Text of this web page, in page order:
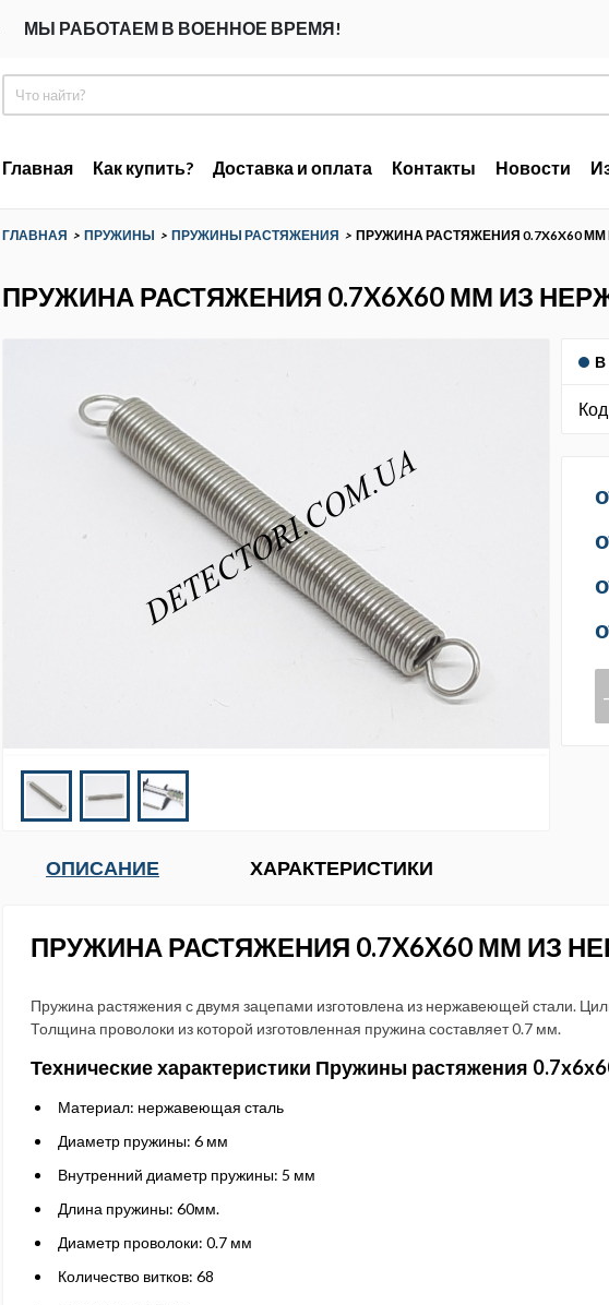
МЫ РАБОТАЕМ В ВОЕННОЕ ВРЕМЯ!
Главная Как купить? Доставка и оплата Контакты Новости
ГЛАВНАЯ > ПРУЖИНЫ > ПРУЖИНЫ РАСТЯЖЕНИЯ > ПРУЖИНА РАСТЯЖЕНИЯ 0.7X6X60
ПРУЖИНА РАСТЯЖЕНИЯ 0.7X6X60 ММ ИЗ
В
-
ОПИСАНИЕ ХАРАКТЕРИСТИКИ
ПРУЖИНА РАСТЯЖЕНИЯ 0.7X6X60 ММ ИЗ
Пружина растяжения с двумя зацепами изготовлена из нержавеющей стали.
Толщина проволоки из которой изготовленная пружина составляет 0.7 мм.
Технические характеристики Пружины растяжения
Материал: нержавеющая сталь
Диаметр пружины: 6 мм
Внутренний диаметр пружины: 5 мм
Длина пружины: 60мм.
Диаметр проволоки: 0.7 мм
Количество витков: 68